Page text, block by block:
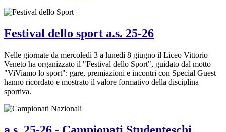
Festival dello sport a.s. 25-26
Nelle giornate da mercoledì 3 a lunedì 8 giugno il Liceo Vittorio
Veneto ha organizzato il "Festival dello Sport", guidato dal motto
"ViViamo lo sport": gare, premiazioni e incontri con Special Guest
hanno ricordato e mostrato il valore formativo della disciplina
sportiva.